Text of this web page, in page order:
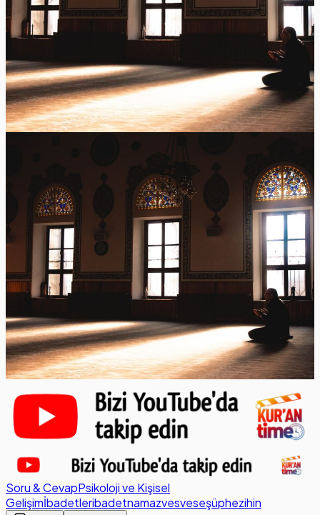
Soru & CevapPsikoloji ve Kişisel
Gelişimİbadetleribadetnamazvesveseşüphezihin